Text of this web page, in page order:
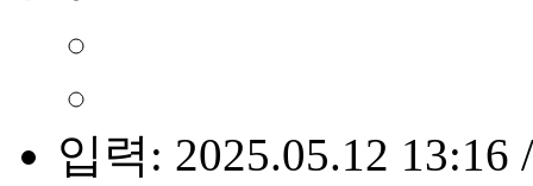
입력: 2025.05.12 13:16